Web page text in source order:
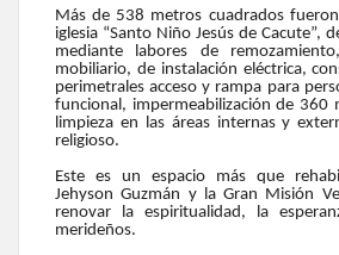
Más de 538 metros cuadrados
iglesia “Santo Niño Jesús de Cacute”,
mediante labores de
mobiliario, de instalación eléctrica,
perimetrales acceso y rampa para
funcional, impermeabilización de 360
limpieza en las áreas internas y
religioso.
Este es un espacio más que
Jehyson Guzmán y la Gran Misión
renovar la espiritualidad, la
merideños.